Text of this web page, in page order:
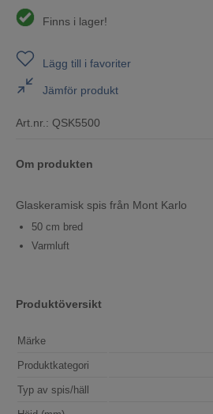
Finns i lager!
Lägg till i favoriter
Jämför produkt
Art.nr.: QSK5500
Om produkten
Glaskeramisk spis från Mont Karlo
50 cm bred
Varmluft
Produktöversikt
Märke
Produktkategori
Typ av spis/häll